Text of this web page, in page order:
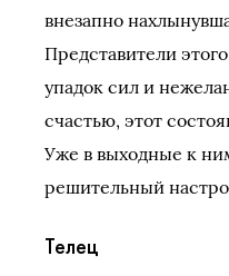
внезапно
Представители
упадок сил и
счастью, этот
Уже в выходные к
решительный
Телец